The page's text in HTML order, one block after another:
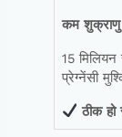
कम शुक्राणु
15
प्रेग्नेंसी
ठीक हो